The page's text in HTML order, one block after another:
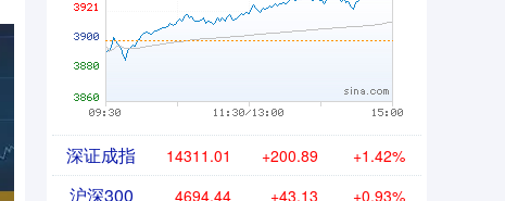
深证成指 14311.01 +200.89 +1.42%
沪深300 4694.44 +43.13 +0.93%